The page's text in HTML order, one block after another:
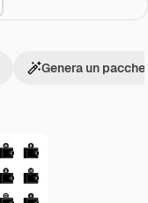
Genera un